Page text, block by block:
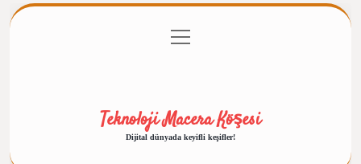
Gizlilik Politikası
menüyü
aç
Teknoloji Macera Köşesi
Dijital dünyada keyifli keşifler!